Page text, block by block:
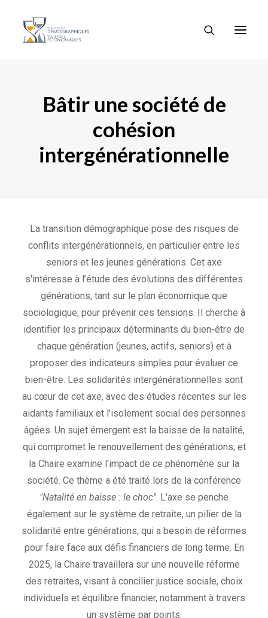
Bâtir une société de
cohésion
intergénérationnelle
La transition démographique pose des risques de
conflits intergénérationnels, en particulier entre les
seniors et les jeunes générations. Cet axe
s'intéresse à l’étude des évolutions des différentes
générations, tant sur le plan économique que
sociologique, pour prévenir ces tensions. Il cherche à
identifier les principaux déterminants du bien-être de
chaque génération (jeunes, actifs, seniors) et à
proposer des indicateurs simples pour évaluer ce
bien-être. Les solidarités intergénérationnelles sont
au cœur de cet axe, avec des études récentes sur les
aidants familiaux et l'isolement social des personnes
âgées. Un sujet émergent est la baisse de la natalité,
qui compromet le renouvellement des générations, et
la Chaire examine l'impact de ce phénomène sur la
société. Ce thème a été traité lors de la conférence
"Natalité en baisse : le choc". L'axe se penche
également sur le système de retraite, un pilier de la
solidarité entre générations, qui a besoin de réformes
pour faire face aux défis financiers de long terme. En
2025, la Chaire travaillera sur une nouvelle réforme
des retraites, visant à concilier justice sociale, choix
individuels et équilibre financier, notamment à travers
un système par points.